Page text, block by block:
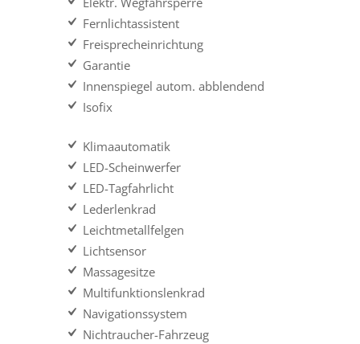
Fernlichtassistent
Freisprecheinrichtung
Garantie
Innenspiegel autom. abblendend
Isofix
Klimaautomatik
LED-Scheinwerfer
LED-Tagfahrlicht
Lederlenkrad
Leichtmetallfelgen
Lichtsensor
Massagesitze
Multifunktionslenkrad
Navigationssystem
Nichtraucher-Fahrzeug